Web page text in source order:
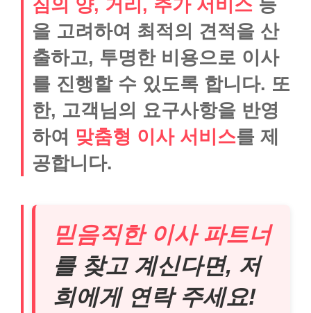
짐의 양, 거리, 추가 서비스 등
을 고려하여 최적의 견적을 산
출하고, 투명한 비용으로 이사
를 진행할 수 있도록 합니다. 또
한, 고객님의 요구사항을 반영
하여 맞춤형 이사 서비스를 제
공합니다.
믿음직한 이사 파트너
를 찾고 계신다면, 저
희에게 연락 주세요!